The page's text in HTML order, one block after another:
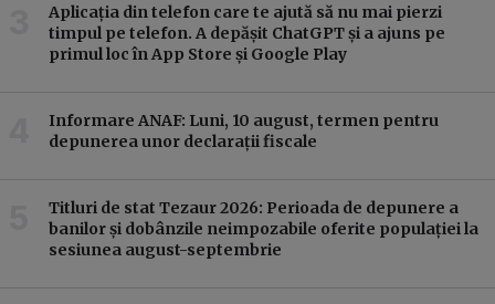
Aplicația din telefon care te ajută să nu mai pierzi
timpul pe telefon. A depășit ChatGPT și a ajuns pe
primul loc în App Store și Google Play
Informare ANAF: Luni, 10 august, termen pentru
depunerea unor declarații fiscale
Titluri de stat Tezaur 2026: Perioada de depunere a
banilor și dobânzile neimpozabile oferite populației la
sesiunea august-septembrie